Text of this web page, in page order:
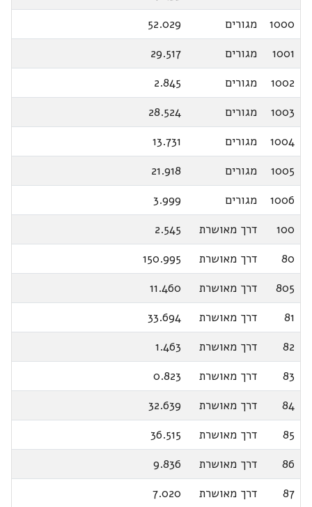
1000
מגורים
52.029
1001
מגורים
29.517
1002
מגורים
2.845
1003
מגורים
28.524
1004
מגורים
13.731
1005
מגורים
21.918
1006
מגורים
3.999
100
דרך מאושרת
2.545
80
דרך מאושרת
150.995
805
דרך מאושרת
11.460
81
דרך מאושרת
33.694
82
דרך מאושרת
1.463
83
דרך מאושרת
0.823
84
דרך מאושרת
32.639
85
דרך מאושרת
36.515
86
דרך מאושרת
9.836
87
דרך מאושרת 7.020